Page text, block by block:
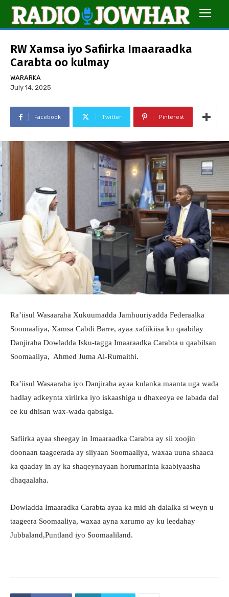
RW Xamsa iyo Safiirka Imaaraadka
Carabta oo kulmay
WARARKA
July 14, 2025
Facebook Twitter Pinterest
Ra’iisul Wasaaraha Xukuumadda Jamhuuriyadda Federaalka
Soomaaliya, Xamsa Cabdi Barre, ayaa xafiikiisa ku qaabilay
Danjiraha Dowladda Isku-tagga Imaaraadka Carabta u qaabilsan
Soomaaliya, Ahmed Juma Al-Rumaithi.
Ra’iisul Wasaaraha iyo Danjiraha ayaa kulanka maanta uga wada
hadlay adkeynta xiriirka iyo iskaashiga u dhaxeeya ee labada dal
ee ku dhisan wax-wada qabsiga.
Safiirka ayaa sheegay in Imaaraadka Carabta ay sii xoojin
doonaan taageerada ay siiyaan Soomaaliya, waxaa uuna shaaca
ka qaaday in ay ka shaqeynayaan horumarinta kaabiyaasha
dhaqaalaha.
Dowladda Imaaradka Carabta ayaa ka mid ah dalalka si weyn u
taageera Soomaaliya, waxaa ayna xarumo ay ku leedahay
Jubbaland,Puntland iyo Soomaaliland.